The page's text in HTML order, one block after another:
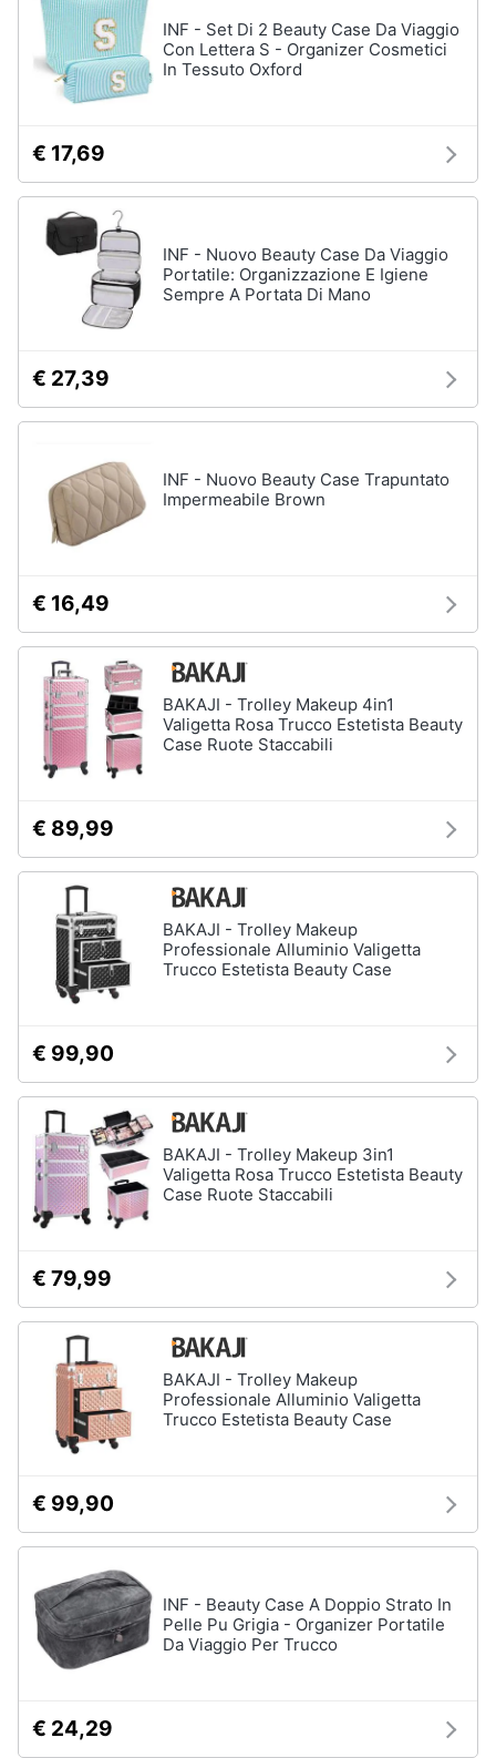
INF - Set Di 2 Beauty Case Da Viaggio
Con Lettera S - Organizer Cosmetici
In Tessuto Oxford
€ 17,69
INF - Nuovo Beauty Case Da Viaggio
Portatile: Organizzazione E Igiene
Sempre A Portata Di Mano
€ 27,39
INF - Nuovo Beauty Case Trapuntato
Impermeabile Brown
€ 16,49
BAKAJI - Trolley Makeup 4in1
Valigetta Rosa Trucco Estetista Beauty
Case Ruote Staccabili
€ 89,99
BAKAJI - Trolley Makeup
Professionale Alluminio Valigetta
Trucco Estetista Beauty Case
€ 99,90
BAKAJI - Trolley Makeup 3in1
Valigetta Rosa Trucco Estetista Beauty
Case Ruote Staccabili
€ 79,99
BAKAJI - Trolley Makeup
Professionale Alluminio Valigetta
Trucco Estetista Beauty Case
€ 99,90
INF - Beauty Case A Doppio Strato In
Pelle Pu Grigia - Organizer Portatile
Da Viaggio Per Trucco
€ 24,29